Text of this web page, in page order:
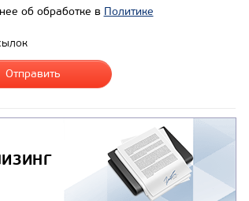
об обработке в Политике